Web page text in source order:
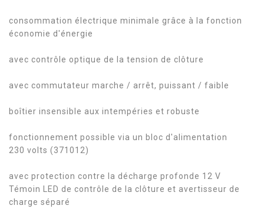
consommation électrique minimale grâce à la fonction
économie d'énergie
avec contrôle optique de la tension de clôture
avec commutateur marche / arrêt, puissant / faible
boîtier insensible aux intempéries et robuste
fonctionnement possible via un bloc d'alimentation
230 volts (371012)
avec protection contre la décharge profonde 12 V
Témoin LED de contrôle de la clôture et avertisseur de
charge séparé